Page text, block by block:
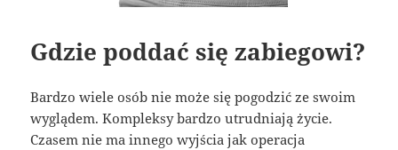
Gdzie poddać się zabiegowi?
Bardzo wiele osób nie może się pogodzić ze swoim
wyglądem. Kompleksy bardzo utrudniają życie.
Czasem nie ma innego wyjścia jak operacja